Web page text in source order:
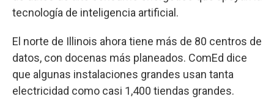
tecnología de inteligencia artificial.
El norte de Illinois ahora tiene más de 80 centros de
datos, con docenas más planeados. ComEd dice
que algunas instalaciones grandes usan tanta
electricidad como casi 1,400 tiendas grandes.